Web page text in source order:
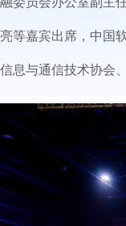
等嘉宾出席，中国
息与通信技术协会